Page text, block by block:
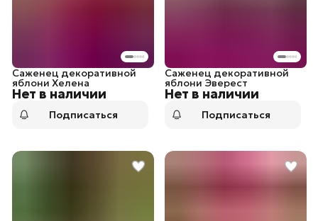
Нет в наличии
Саженец декоративной
яблони Хелена
Подписаться
Нет в наличии
Саженец декоративной
яблони Эверест
Подписаться